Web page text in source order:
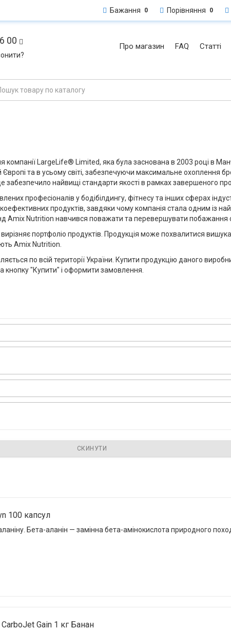
Бажання 0 Порівняння 0
00
Про магазин FAQ Статті
LargeLife® Limited, яка була заснована в 2003 році в
та в усьому світі, забезпечуючи максимальне охоплення
найвищі стандарти якості в рамках завершеного
професіоналів у бодібілдингу, фітнесу та інших сферах
продуктів, завдяки чому компанія стала одним із
Amix Nutrition навчився поважати та перевершувати побажання
портфоліо продуктів. Продукція може похвалитися
Amix Nutrition.
по всій території України. Купити продукцію даного
кнопку "Купити" і оформити замовлення.
СКИНУТИ
100 капсул
Бета-аланін — замінна бета-амінокислота природного
Gain 1 кг Банан